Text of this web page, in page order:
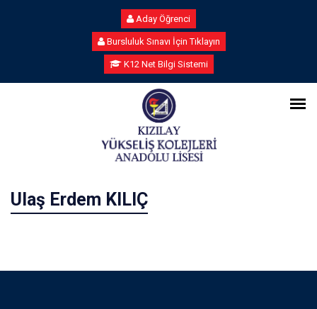
Aday Öğrenci
Bursluluk Sınavı İçin Tıklayın
K12 Net Bilgi Sistemi
Ulaş Erdem KILIÇ